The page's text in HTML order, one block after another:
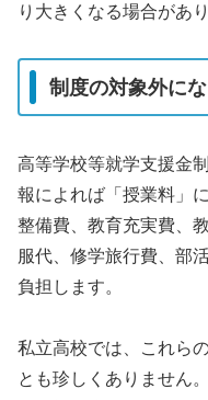
り大きくなる場合があり
制度の対象外に
高等学校等就学支援金
報によれば「授業料」
整備費、教育充実費、
服代、修学旅行費、部
負担します。
私立高校では、これら
とも珍しくありません